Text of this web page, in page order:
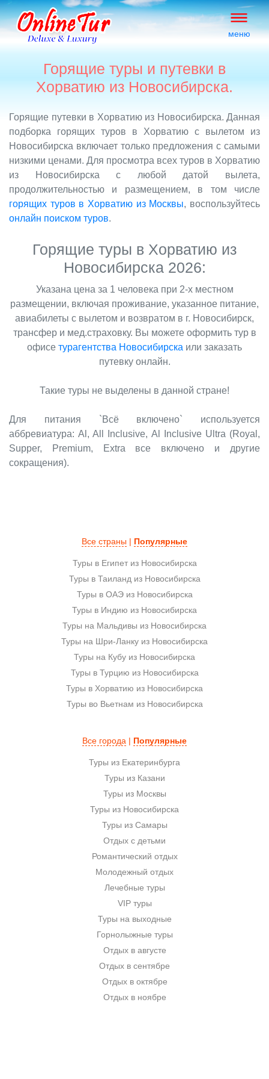
меню
Горящие туры и путевки в
Хорватию из Новосибирска.
Горящие путевки в Хорватию из Новосибирска. Данная
подборка горящих туров в Хорватию с вылетом из
Новосибирска включает только предложения с самыми
низкими ценами. Для просмотра всех туров в Хорватию
из Новосибирска с любой датой вылета,
продолжительностью и размещением, в том числе
горящих туров в Хорватию из Москвы, воспользуйтесь
онлайн поиском туров.
Горящие туры в Хорватию из
Новосибирска 2026:
Указана цена за 1 человека при 2-х местном
размещении, включая проживание, указанное питание,
авиабилеты с вылетом и возвратом в г. Новосибирск,
трансфер и мед.страховку. Вы можете оформить тур в
офисе турагентства Новосибирска или заказать
путевку онлайн.
Такие туры не выделены в данной стране!
Для питания `Всё включено` используется
аббревиатура: Al, All Inclusive, Al Inclusive Ultra (Royal,
Supper, Premium, Extra все включено и другие
сокращения).
Все страны | Популярные
Туры в Египет из Новосибирска
Туры в Таиланд из Новосибирска
Туры в ОАЭ из Новосибирска
Туры в Индию из Новосибирска
Туры на Мальдивы из Новосибирска
Туры на Шри-Ланку из Новосибирска
Туры на Кубу из Новосибирска
Туры в Турцию из Новосибирска
Туры в Хорватию из Новосибирска
Туры во Вьетнам из Новосибирска
Все города | Популярные
Туры из Екатеринбурга
Туры из Казани
Туры из Москвы
Туры из Новосибирска
Туры из Самары
Отдых с детьми
Романтический отдых
Молодежный отдых
Лечебные туры
VIP туры
Туры на выходные
Горнолыжные туры
Отдых в августе
Отдых в сентябре
Отдых в октябре
Отдых в ноябре